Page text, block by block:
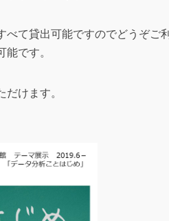
べて貸出可能ですのでどうぞご
です。
けます。